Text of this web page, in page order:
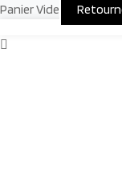
Panier Vide